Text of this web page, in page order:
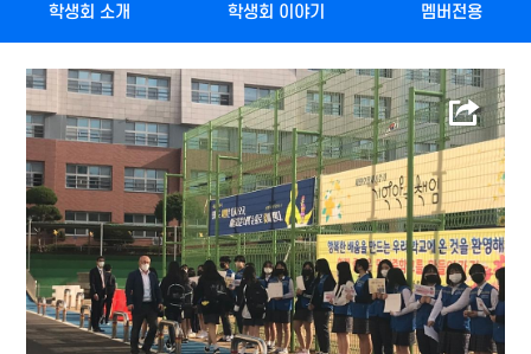
학생회 소개 학생회 이야기 멤버전용